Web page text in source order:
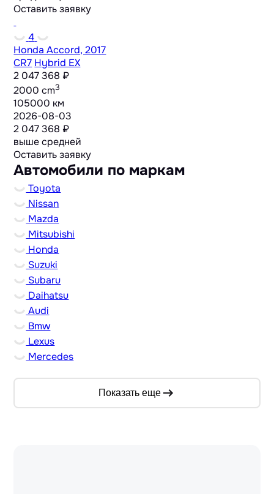
Оставить заявку
4
Honda Accord, 2017
CR7 Hybrid EX
2 047 368 ₽
2000 cm3
105000 км
2026-08-03
2 047 368 ₽
выше средней
Оставить заявку
Автомобили по маркам
Toyota
Nissan
Mazda
Mitsubishi
Honda
Suzuki
Subaru
Daihatsu
Audi
Bmw
Lexus
Mercedes
Показать еще